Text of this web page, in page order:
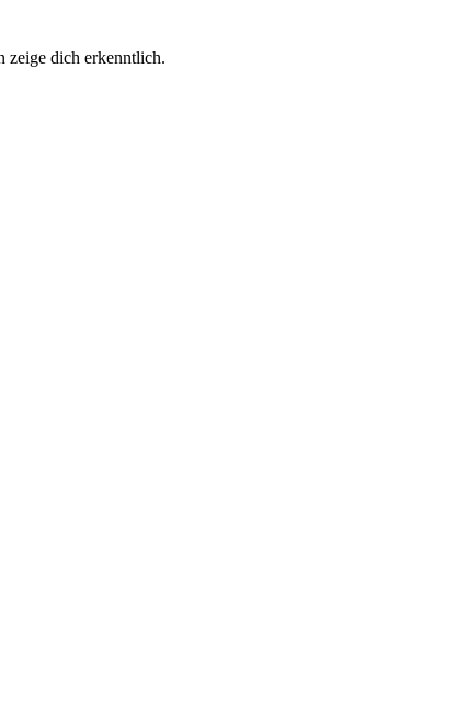
zeige dich erkenntlich.